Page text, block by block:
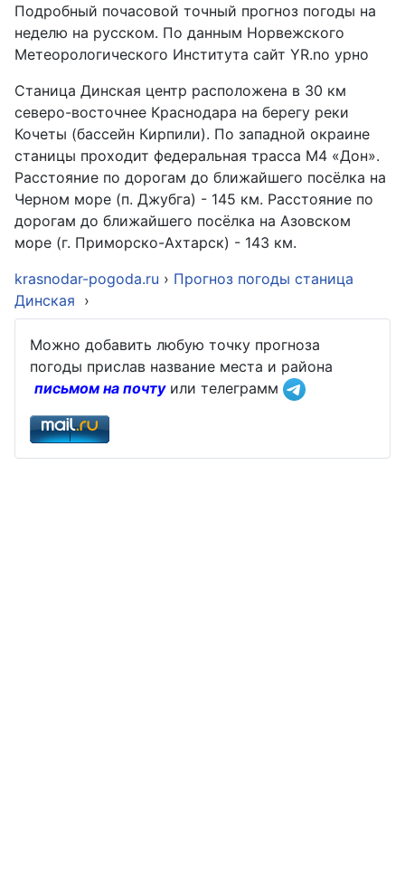
Подробный почасовой точный прогноз погоды на
неделю на русском. По данным Норвежского
Метеорологического Института сайт YR.no урно
Станица Динская центр расположена в 30 км
северо-восточнее Краснодара на берегу реки
Кочеты (бассейн Кирпили). По западной окраине
станицы проходит федеральная трасса М4 «Дон».
Расстояние по дорогам до ближайшего посёлка на
Черном море (п. Джубга) - 145 км. Расстояние по
дорогам до ближайшего посёлка на Азовском
море (г. Приморско-Ахтарск) - 143 км.
krasnodar-pogoda.ru › Прогноз погоды станица
Динская ‎ ›
Можно добавить любую точку прогноза
погоды прислав название места и района
письмом на почтуили телеграмм